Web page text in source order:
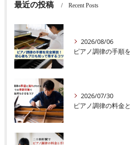
最近の投稿 Recent Posts
2026/08/06
2026/07/30